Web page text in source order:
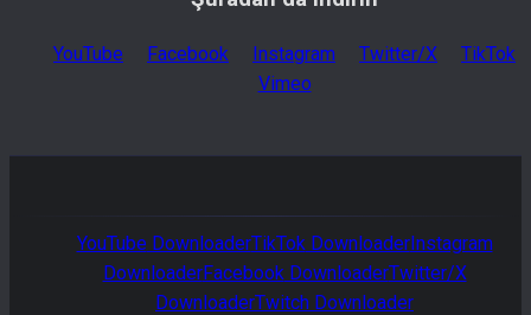
YouTube Facebook Instagram Twitter/X
TikTok
Vimeo
YouTube DownloaderTikTokDownloaderInstagram
DownloaderFacebookDownloaderTwitter/X
DownloaderTwitch Downloader